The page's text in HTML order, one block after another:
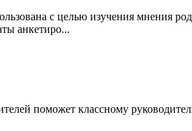
с целью изучения мнения
анкетиро...
поможет классному